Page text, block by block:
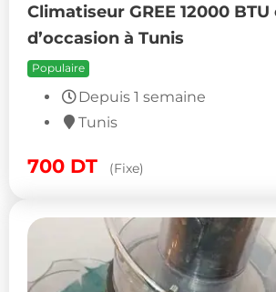
Climatiseur GREE 12000
d’occasion à Tunis
Populaire
Depuis 1 semaine
Tunis
700 DT (Fixe)